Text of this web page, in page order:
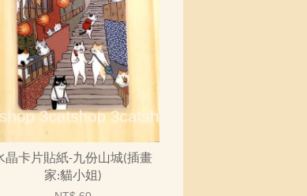
晶卡片貼紙-九份山城(插畫
家:貓小姐)